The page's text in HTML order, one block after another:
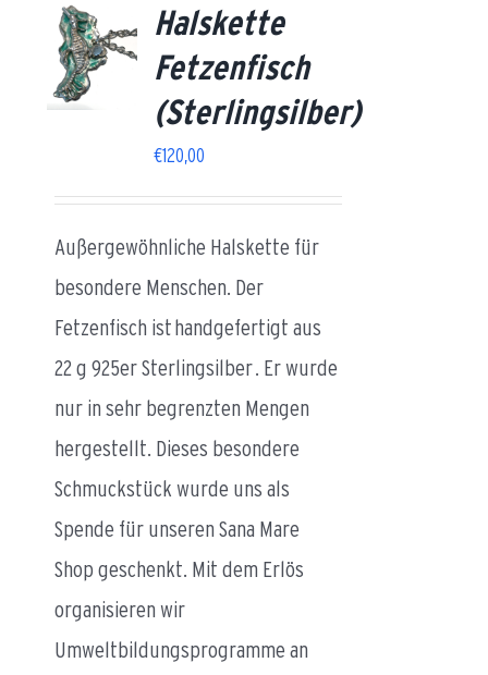
Halskette
Fetzenfisch
(Sterlingsilber)
€120,00
Außergewöhnliche Halskette für
besondere Menschen. Der
Fetzenfisch ist handgefertigt aus
22 g 925er Sterlingsilber . Er wurde
nur in sehr begrenzten Mengen
hergestellt. Dieses besondere
Schmuckstück wurde uns als
Spende für unseren Sana Mare
Shop geschenkt. Mit dem Erlös
organisieren wir
Umweltbildungsprogramme an